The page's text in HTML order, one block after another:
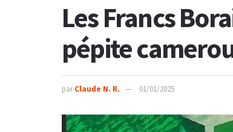
Les Francs
pépite
par Claude N. R. 01/01/2025